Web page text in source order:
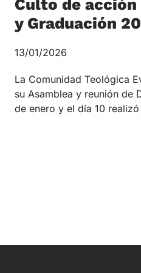
Culto de acción
y Graduación
13/01/2026
La Comunidad Teológica
su Asamblea y reunión de
de enero y el día 10